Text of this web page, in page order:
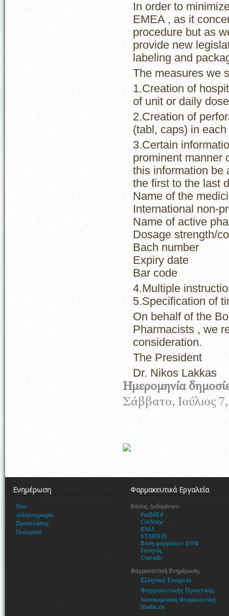
In order to
EMEA , as it
procedure but as
provide new
labeling and
The measures we
1.Creation of
of unit or daily
2.Creation of
(tabl, caps) in
3.Certain
prominent manner
this information be
the first to the last
Name of the
International non-
Name of active
Dosage strength/
Bach number
Expiry date
Bar code
4.Multiple
5.Specification of
On behalf of the
Pharmacists , we
consideration.
The President
Dr. Nikos Lakkas
Ημερομηνία
Σάββατο, Ιούλιος
Ενημέρωση
Νεα
Αλληλογραφία
Προσκλήσεις
Πολυμέσα
Φαρμακευτικά Εργαλεία
Βάσεις Δεδομένων:
PudMEd
Cochrane
EMA
STABILIS
Βαση φαρμακων ΕΟΦ
Γαληνός
Univadis
Φαρμακευτική Ενημέρωση:
Ελληνική Εταιρεία
Φαρμακευτικής Πρακτικής
Νοσοκομειακή Φαρμακευτική
Nosfar.eu